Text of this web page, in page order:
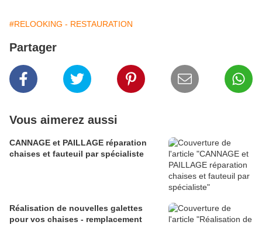
#RELOOKING - RESTAURATION
Partager
Vous aimerez aussi
CANNAGE et PAILLAGE réparation
chaises et fauteuil par spécialiste
Réalisation de nouvelles galettes
pour vos chaises - remplacement